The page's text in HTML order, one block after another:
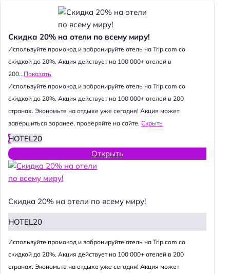
Скидка 20% на отели по всему миру!
Используйте промокод и забронируйте отель на Trip.com со
скидкой до 20%. Акция действует на 100 000+ отелей в
200...Показать
Используйте промокод и забронируйте отель на Trip.com со
скидкой до 20%. Акция действует на 100 000+ отелей в 200
странах. Экономьте на отдыхе уже сегодня! Акция может
завершиться заранее, проверяйте на сайте. Скрыть
HOTEL20
Открыть
Скидка 20% на отели по всему миру!
HOTEL20
Используйте промокод и забронируйте отель на Trip.com со
скидкой до 20%. Акция действует на 100 000+ отелей в 200
странах. Экономьте на отдыхе уже сегодня! Акция может